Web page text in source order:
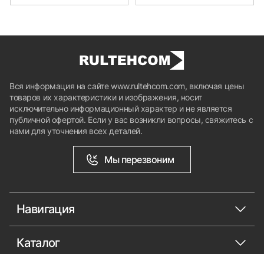
Вся информация на сайте www.rultehcom.com, включая цены
товаров их характеристики и изображения, носит
исключительно информационный характер и не является
публичной офертой. Если у вас возникли вопросы, свяжитесь с
нами для уточнения всех деталей.
Мы перезвоним
Навигация
Каталог